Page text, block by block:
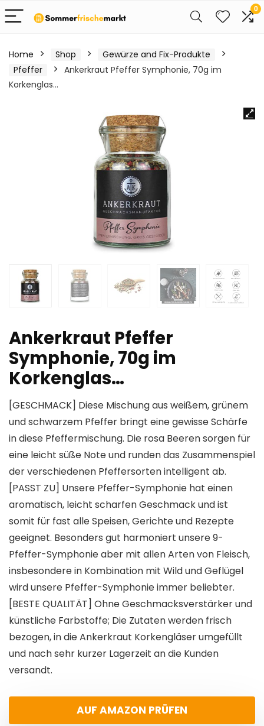
0
Home Shop
Gewürze and Fix-Produkte
Pfeffer
Ankerkraut Pfeffer Symphonie, 70g im
Korkenglas…
Ankerkraut Pfeffer
Symphonie, 70g im
Korkenglas…
[GESCHMACK] Diese Mischung aus weißem, grünem
und schwarzem Pfeffer bringt eine gewisse Schärfe
in diese Pfeffermischung. Die rosa Beeren sorgen für
eine leicht süße Note und runden das Zusammenspiel
der verschiedenen Pfeffersorten intelligent ab.
[PASST ZU] Unsere Pfeffer-Symphonie hat einen
aromatisch, leicht scharfen Geschmack und ist
somit für fast alle Speisen, Gerichte und Rezepte
geeignet. Besonders gut harmoniert unsere 9-
Pfeffer-Symphonie aber mit allen Arten von Fleisch,
insbesondere in Kombination mit Wild und Geflügel
wird unsere Pfeffer-Symphonie immer beliebter.
[BESTE QUALITÄT] Ohne Geschmacksverstärker und
künstliche Farbstoffe; Die Zutaten werden frisch
bezogen, in die Ankerkraut Korkengläser umgefüllt
und nach sehr kurzer Lagerzeit an die Kunden
versandt.
AUF AMAZON PRÜFEN